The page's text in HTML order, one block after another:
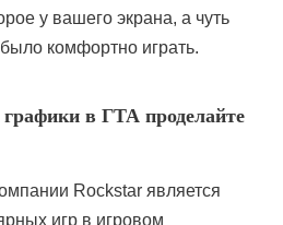
у вашего экрана, а чуть
комфортно играть.
в ГТА проделайте
Rockstar является
игр в игровом